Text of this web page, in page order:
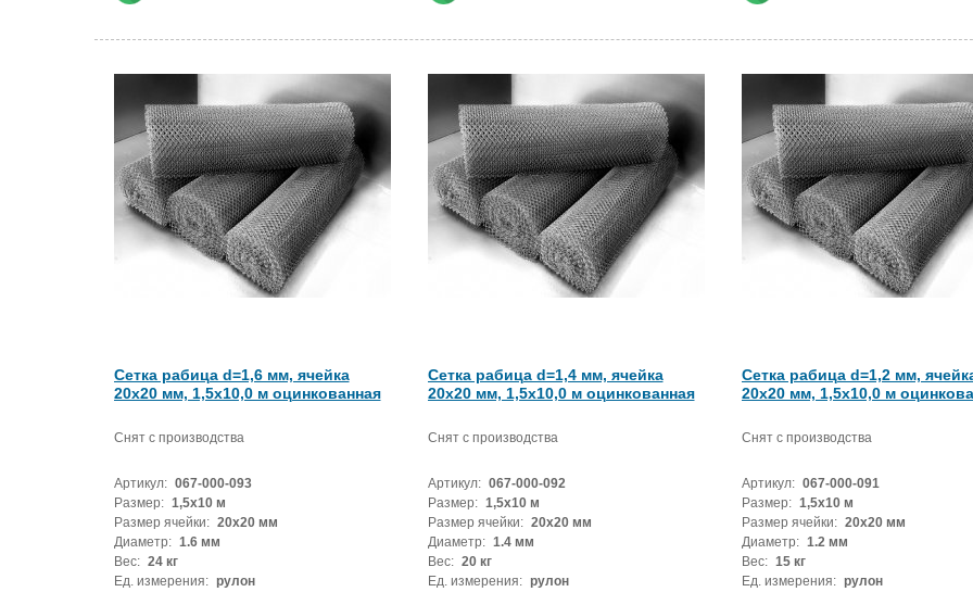
Сетка рабица d=1,6 мм, ячейка
20x20 мм, 1,5х10,0 м оцинкованная
Снят с производства
Артикул: 067-000-093
Размер: 1,5х10 м
Размер ячейки: 20x20 мм
Диаметр: 1.6 мм
Вес: 24 кг
Ед. измерения: рулон
Сетка рабица d=1,4 мм, ячейка
20x20 мм, 1,5х10,0 м оцинкованная
Снят с производства
Артикул: 067-000-092
Размер: 1,5х10 м
Размер ячейки: 20x20 мм
Диаметр: 1.4 мм
Вес: 20 кг
Ед. измерения: рулон
Сетка рабица d=1,2 мм,
20x20 мм, 1,5х10,0 м
Снят с производства
Артикул: 067-000-091
Размер: 1,5х10 м
Размер ячейки: 20x20 мм
Диаметр: 1.2 мм
Вес: 15 кг
Ед. измерения: рулон